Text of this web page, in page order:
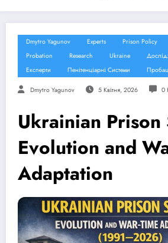
Dmytro Yagunov Experts Prison Policy
Probation
Research Ukraine
Експерти
Пенітенціарні Системи
Dmytro Yagunov 5 Квітня, 2026 0
Ukrainian Prison
Evolution and
Adaptation